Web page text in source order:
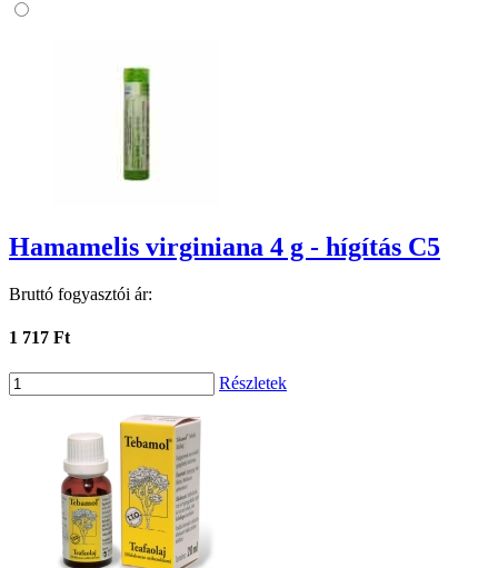
Hamamelis virginiana 4 g - hígítás C5
Bruttó fogyasztói ár:
1 717 Ft
Részletek